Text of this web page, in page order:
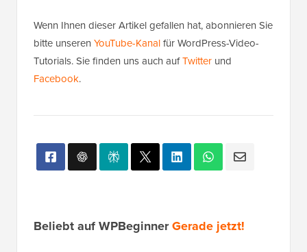
Wenn Ihnen dieser Artikel gefallen hat, abonnieren Sie
bitte unseren YouTube-Kanalfür WordPress-Video-
Tutorials. Sie finden uns auch aufTwitter und
Facebook.
Beliebt auf WPBeginnerGerade jetzt!